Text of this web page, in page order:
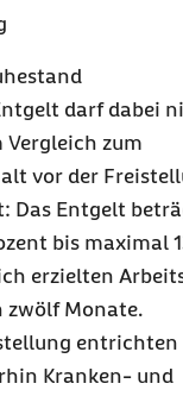
darf dabei
Vergleich zum
vor der
Das Entgelt
bis maximal
erzielten
zwölf Monate.
entrichten
Kranken- und